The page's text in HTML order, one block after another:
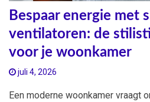
Bespaar energie met
ventilatoren: de
voor je woonkamer
juli 4, 2026
Een moderne woonkamer vraagt